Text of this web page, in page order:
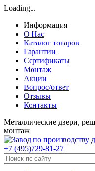
Loading...
Информация
О Нас
Каталог товаров
Гарантии
Сертификаты
Монтаж
Акции
Вопрос/ответ
Отзывы
Контакты
Металлические двери,
монтаж
+7 (495)729-81-27